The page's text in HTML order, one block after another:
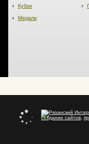
Кубки
Медали
создание сайтов